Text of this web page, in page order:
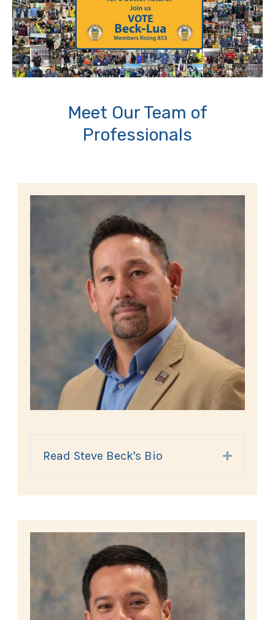
Meet Our Team of
Professionals
Read Steve Beck's Bio Expand